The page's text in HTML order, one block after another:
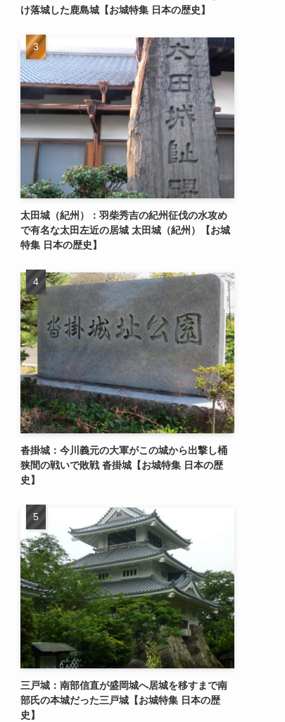
け落城した鹿島城【お城特集 日本の歴史】
太田城（紀州）：羽柴秀吉の紀州征伐の水攻め
で有名な太田左近の居城 太田城（紀州）【お城
特集 日本の歴史】
沓掛城：今川義元の大軍がこの城から出撃し桶
狭間の戦いで敗戦 沓掛城【お城特集 日本の歴
史】
三戸城：南部信直が盛岡城へ居城を移すまで南
部氏の本城だった三戸城【お城特集 日本の歴
史】